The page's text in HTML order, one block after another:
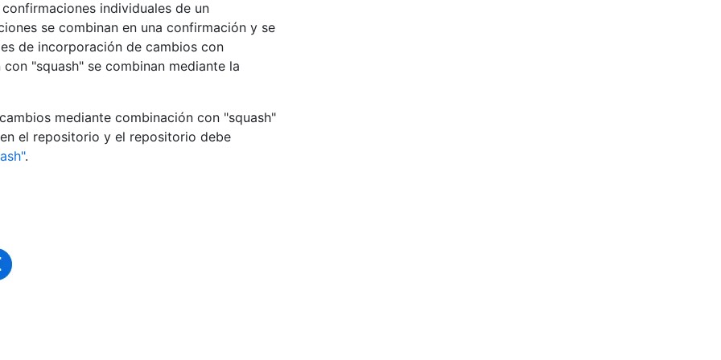
individuales de un
se combinan en una confirmación y se
de incorporación de cambios con
"squash" se combinan mediante la
mediante combinación con "squash"
el repositorio y el repositorio debe
.